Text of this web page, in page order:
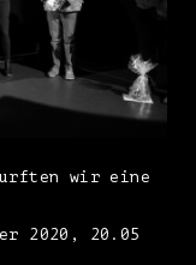
durften wir eine
2020, 20.05